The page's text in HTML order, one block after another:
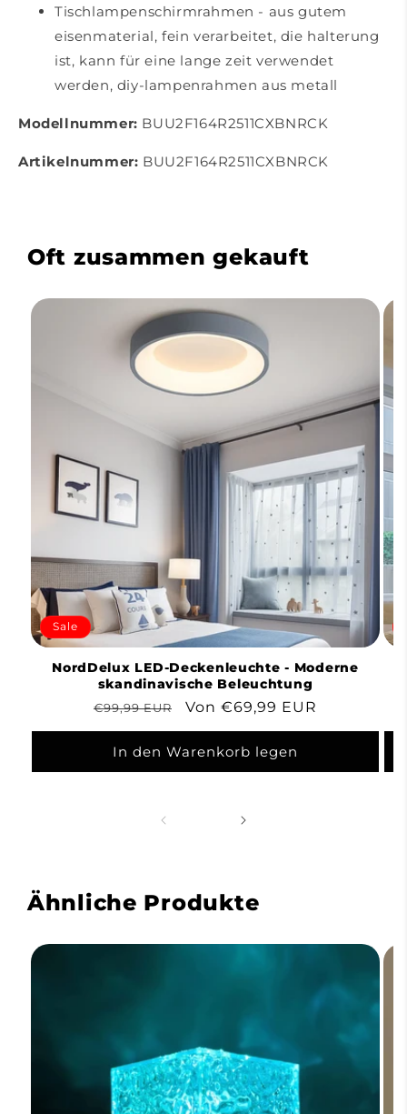
Tischlampenschirmrahmen - aus gutem
eisenmaterial, fein verarbeitet, die halterung
ist, kann für eine lange zeit verwendet
werden, diy-lampenrahmen aus metall
Modellnummer: BUU2F164R2511CXBNRCK
Artikelnummer: BUU2F164R2511CXBNRCK
Oft zusammen gekauft
Sale
NordDelux LED-Deckenleuchte - Moderne
skandinavische Beleuchtung
Normaler
Preis
€99,99 EUR Verkaufspreis
Von €69,99 EUR
In den Warenkorb legen
Ähnliche Produkte